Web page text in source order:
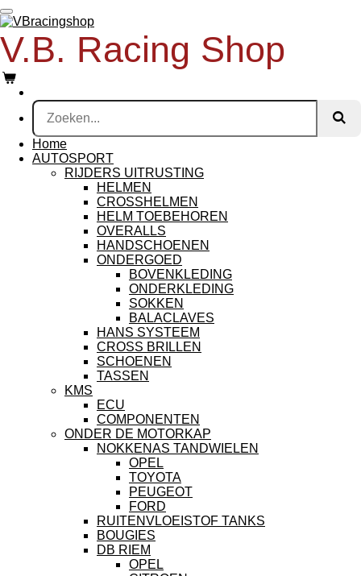
Ga
direct
naar
de
hoofdinhoud
V.B. Racing Shop
Home
AUTOSPORT
RIJDERS UITRUSTING
HELMEN
CROSSHELMEN
HELM TOEBEHOREN
OVERALLS
HANDSCHOENEN
ONDERGOED
BOVENKLEDING
ONDERKLEDING
SOKKEN
BALACLAVES
HANS SYSTEEM
CROSS BRILLEN
SCHOENEN
TASSEN
KMS
ECU
COMPONENTEN
ONDER DE MOTORKAP
NOKKENAS TANDWIELEN
OPEL
TOYOTA
PEUGEOT
FORD
RUITENVLOEISTOF TANKS
BOUGIES
DB RIEM
OPEL